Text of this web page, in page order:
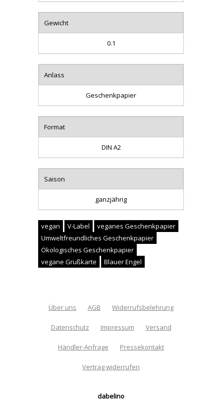
Gewicht
0.1
Anlass
Geschenkpapier
Format
DIN A2
Saison
ganzjährig
vegan V-Label
veganes Geschenkpapier
Umweltfreundliches Geschenkpapier
Ökologisches Geschenkpapier
vegane Grußkarte
Blauer Engel
Über uns AGB Widerrufsbelehrung
Datenschutz Impressum Versand
Händler-Anfrage Pressekontakt
Vertrag widerrufen
dabelino